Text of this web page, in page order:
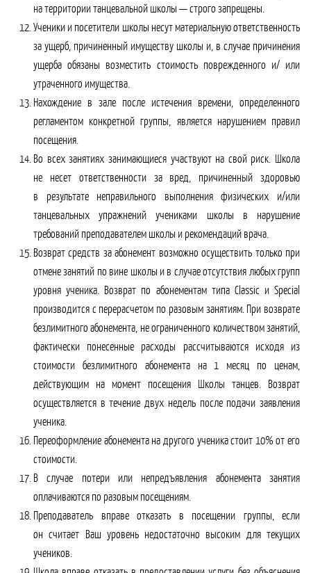
на территории танцевальной школы — строго запрещены.
Ученики и посетители школы несут материальную ответственность
за ущерб, причиненный имуществу школы и, в случае причинения
ущерба обязаны возместить стоимость поврежденного и/ или
утраченного имущества.
Нахождение в зале после истечения времени, определенного
регламентом конкретной группы, является нарушением правил
посещения.
Во всех занятиях занимающиеся участвуют на свой риск. Школа
не несет ответственности за вред, причиненный здоровью
в результате неправильного выполнения физических и/или
танцевальных упражнений учениками школы в нарушение
требований преподавателем школы и рекомендаций врача.
Возврат средств за абонемент возможно осуществить только при
отмене занятий по вине школы и в случае отсутствия любых групп
уровня ученика. Возврат по абонементам типа Classic и Special
производится с перерасчетом по разовым занятиям. При возврате
безлимитного абонемента, не ограниченного количеством занятий,
фактически понесенные расходы рассчитываются исходя из
стоимости безлимитного абонемента на 1 месяц по ценам,
действующим на момент посещения Школы танцев. Возврат
осуществляется в течение двух недель после подачи заявления
ученика.
Переоформление абонемента на другого ученика стоит 10% от его
стоимости.
В случае потери или непредъявления абонемента занятия
оплачиваются по разовым посещениям.
Преподаватель вправе отказать в посещении группы, если
он считает Ваш уровень недостаточно высоким для текущих
учеников.